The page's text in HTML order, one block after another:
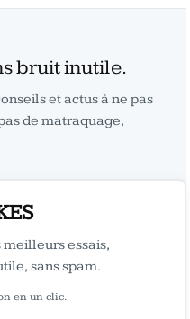
bruit inutile.
et actus à ne pas
de matraquage,
essais,
sans spam.
en un clic.